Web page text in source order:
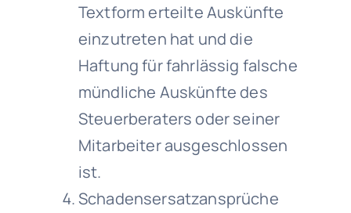
Textform erteilte Auskünfte
einzutreten hat und die
Haftung für fahrlässig falsche
mündliche Auskünfte des
Steuerberaters oder seiner
Mitarbeiter ausgeschlossen
ist.
Schadensersatzansprüche